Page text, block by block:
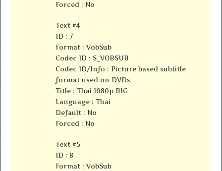
Forced : No
Text #4
ID : 7
Format : VobSub
Codec ID : S_VOBSUB
Codec ID/Info : Picture based subtitle
format used on DVDs
Title : Thai 1080p BIG
Language : Thai
Default : No
Forced : No
Text #5
ID : 8
Format : VobSub